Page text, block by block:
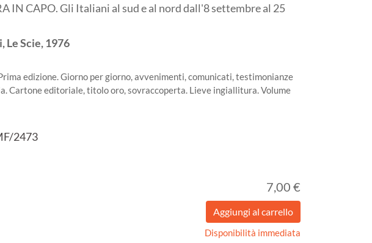
IN CAPO. Gli Italiani al sud e al nord dall'8 settembre al 25
Le Scie,1976
edizione. Giorno per giorno, avvenimenti, comunicati, testimonianze
Cartone editoriale, titolo oro, sovraccoperta. Lieve ingiallitura. Volume
2473
7,00 €
Disponibilità immediata